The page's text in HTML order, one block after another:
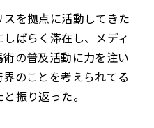
を拠点に活動してきた
ばらく滞在し、メディ
の普及活動に力を注い
のことを考えられてる
振り返った。